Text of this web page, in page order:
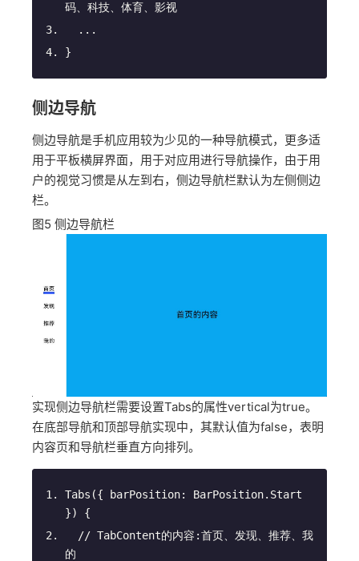
码、科技、体育、影视
  ...
}
侧边导航
侧边导航是手机应用较为少见的一种导航模式，更多适
用于平板横屏界面，用于对应用进行导航操作，由于用
户的视觉习惯是从左到右，侧边导航栏默认为左侧侧边
栏。
图5 侧边导航栏
实现侧边导航栏需要设置Tabs的属性vertical为true。
在底部导航和顶部导航实现中，其默认值为false，表明
内容页和导航栏垂直方向排列。
Tabs ({ barPosition: BarPosition.Start
})
{
// TabContent的内容:首页、发现、推荐、我
的